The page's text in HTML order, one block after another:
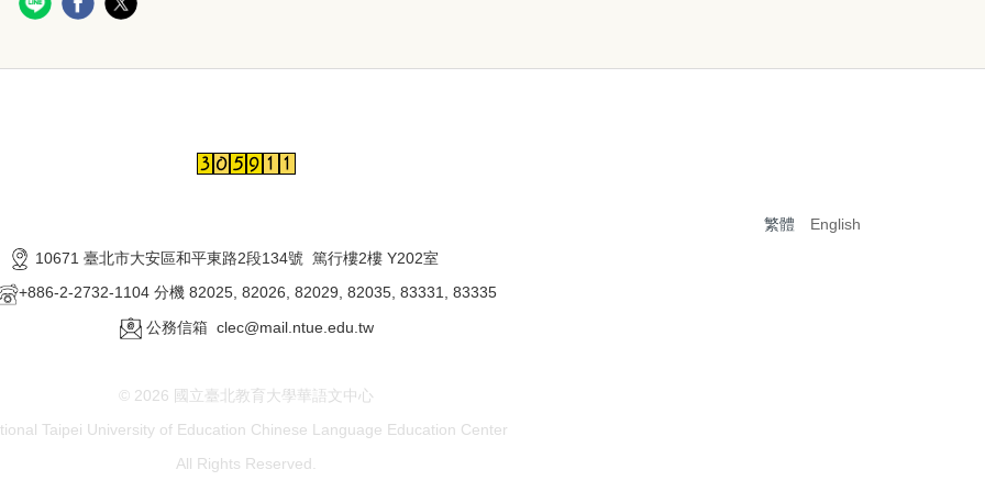
繁體
English
10671 臺北市大安區和平東路2段134號 篤行樓2樓 Y202室
+886-2-2732-1104 分機 82025, 82026, 82029, 82035, 83331, 83335
公務信箱 clec@mail.ntue.edu.tw
© 2026 國立臺北教育大學華語文中心
Taipei University of Education Chinese Language Education Center
All Rights Reserved.